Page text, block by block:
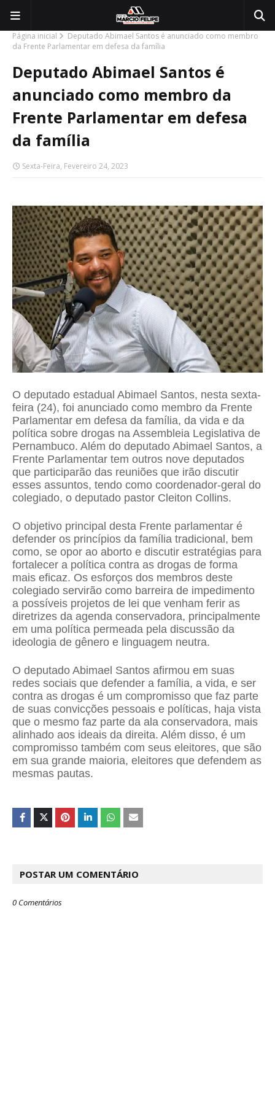
Página inicial
Deputado Abimael Santos é anunciado como membro
da Frente Parlamentar em defesa da família
Deputado Abimael Santos é
anunciado como membro da
Frente Parlamentar em defesa
da família
Sexta-Feira, Fevereiro 24, 2023
O deputado estadual Abimael Santos, nesta sexta-
feira (24), foi anunciado como membro da Frente
Parlamentar em defesa da família, da vida e da
política sobre drogas na Assembleia Legislativa de
Pernambuco. Além do deputado Abimael Santos, a
Frente Parlamentar tem outros nove deputados
que participarão das reuniões que irão discutir
esses assuntos, tendo como coordenador-geral do
colegiado, o deputado pastor Cleiton Collins.
O objetivo principal desta Frente parlamentar é
defender os princípios da família tradicional, bem
como, se opor ao aborto e discutir estratégias para
fortalecer a política contra as drogas de forma
mais eficaz. Os esforços dos membros deste
colegiado servirão como barreira de impedimento
a possíveis projetos de lei que venham ferir as
diretrizes da agenda conservadora, principalmente
em uma política permeada pela discussão da
ideologia de gênero e linguagem neutra.
O deputado Abimael Santos afirmou em suas
redes sociais que defender a família, a vida, e ser
contra as drogas é um compromisso que faz parte
de suas convicções pessoais e políticas, haja vista
que o mesmo faz parte da ala conservadora, mais
alinhado aos ideais da direita. Além disso, é um
compromisso também com seus eleitores, que são
em sua grande maioria, eleitores que defendem as
mesmas pautas.
POSTAR UM COMENTÁRIO
0 Comentários